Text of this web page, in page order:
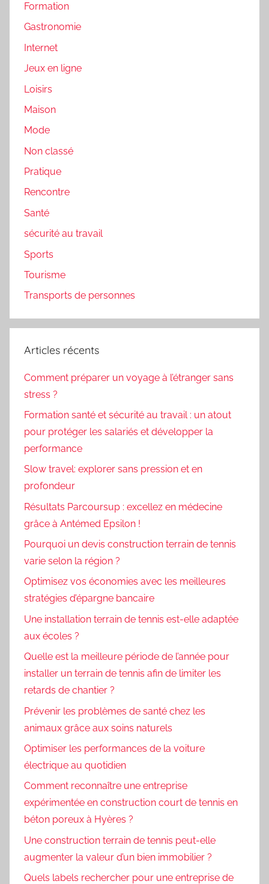
Formation
Gastronomie
Internet
Jeux en ligne
Loisirs
Maison
Mode
Non classé
Pratique
Rencontre
Santé
sécurité au travail
Sports
Tourisme
Transports de personnes
Articles récents
Comment préparer un voyage à l’étranger sans
stress ?
Formation santé et sécurité au travail : un atout
pour protéger les salariés et développer la
performance
Slow travel: explorer sans pression et en
profondeur
Résultats Parcoursup : excellez en médecine
grâce à Antémed Epsilon !
Pourquoi un devis construction terrain de tennis
varie selon la région ?
Optimisez vos économies avec les meilleures
stratégies d’épargne bancaire
Une installation terrain de tennis est-elle adaptée
aux écoles ?
Quelle est la meilleure période de l’année pour
installer un terrain de tennis afin de limiter les
retards de chantier ?
Prévenir les problèmes de santé chez les
animaux grâce aux soins naturels
Optimiser les performances de la voiture
électrique au quotidien
Comment reconnaître une entreprise
expérimentée en construction court de tennis en
béton poreux à Hyères ?
Une construction terrain de tennis peut-elle
augmenter la valeur d’un bien immobilier ?
Quels labels rechercher pour une entreprise de